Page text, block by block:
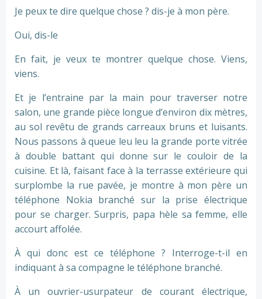
Je peux te dire quelque chose ? dis-je à mon père.
Oui, dis-le
En fait, je veux te montrer quelque chose. Viens,
viens.
Et je l’entraine par la main pour traverser notre
salon, une grande pièce longue d’environ dix mètres,
au sol revêtu de grands carreaux bruns et luisants.
Nous passons à queue leu leu la grande porte vitrée
à double battant qui donne sur le couloir de la
cuisine. Et là, faisant face à la terrasse extérieure qui
surplombe la rue pavée, je montre à mon père un
téléphone Nokia branché sur la prise électrique
pour se charger. Surpris, papa hèle sa femme, elle
accourt affolée.
À qui donc est ce téléphone ? Interroge-t-il en
indiquant à sa compagne le téléphone branché.
À un ouvrier-usurpateur de courant électrique,